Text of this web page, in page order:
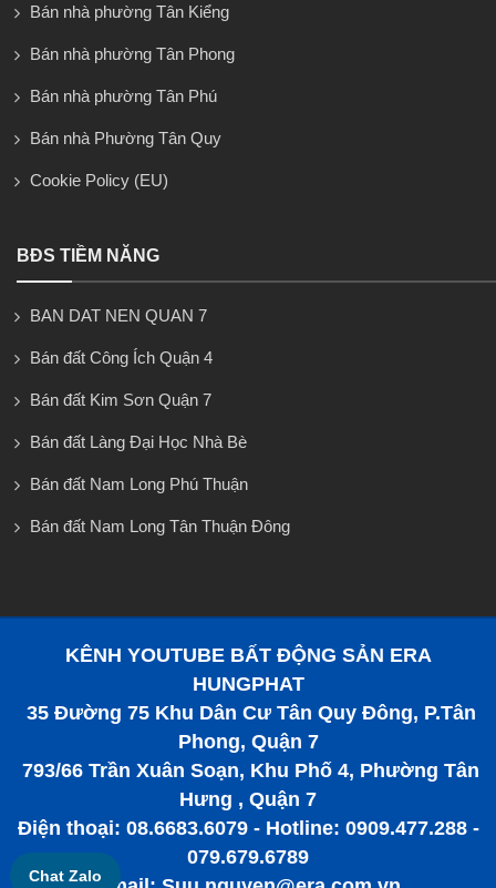
Bán nhà phường Tân Kiểng
Bán nhà phường Tân Phong
Bán nhà phường Tân Phú
Bán nhà Phường Tân Quy
Cookie Policy (EU)
BĐS TIỀM NĂNG
BAN DAT NEN QUAN 7
Bán đất Công Ích Quận 4
Bán đất Kim Sơn Quận 7
Bán đất Làng Đại Học Nhà Bè
Bán đất Nam Long Phú Thuận
Bán đất Nam Long Tân Thuận Đông
KÊNH YOUTUBE BẤT ĐỘNG SẢN ERA
HUNGPHAT
35 Đường 75 Khu Dân Cư Tân Quy Đông, P.Tân
Phong, Quận 7
793/66 Trần Xuân Soạn, Khu Phố 4, Phường Tân
Hưng , Quận 7
Điện thoại: 08.6683.6079 - Hotline: 0909.477.288 -
079.679.6789
Chat Zalo